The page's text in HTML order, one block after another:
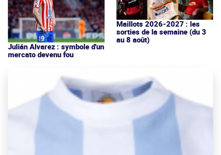
Julián Alvarez : symbole d'un
mercato devenu fou
Maillots 2026-2027 : les
sorties de la semaine (du 3
au 8 août)